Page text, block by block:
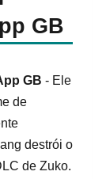
GB
GB - Ele
de
destrói o
de Zuko.